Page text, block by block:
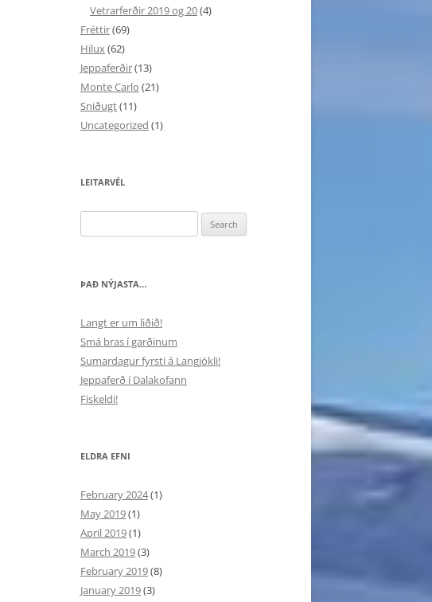
Vetrarferðir 2019 og 20(4)
Fréttir(69)
Hilux(62)
Jeppaferðir(13)
Monte Carlo (21)
Sniðugt(11)
Uncategorized (1)
LEITARVÉL
for:
ÞAÐ NÝJASTA…
Langt er um liðið!
Smá bras í garðinum
Sumardagur fyrsti á Langjökli!
Jeppaferð í Dalakofann
Fiskeldi!
ELDRA EFNI
February 2024(1)
May 2019(1)
April 2019(1)
March 2019(3)
February 2019(8)
January 2019(3)